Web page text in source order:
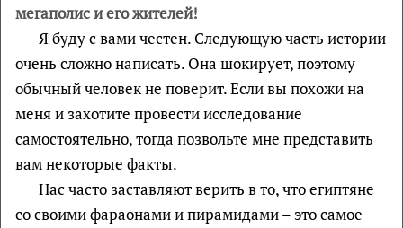
мегаполис и его жителей!
Я буду с вами честен. Следующую часть истории
очень сложно написать. Она шокирует, поэтому
обычный человек не поверит. Если вы похожи на
меня и захотите провести исследование
самостоятельно, тогда позвольте мне представить
вам некоторые факты.
Нас часто заставляют верить в то, что египтяне
со своими фараонами и пирамидами – это самое